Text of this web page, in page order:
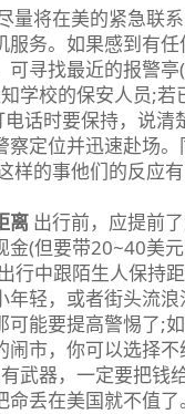
量将在美的紧急联
务。如果感到有任
可寻找最近的报警
学校的保安人员;若
话时要保持，说清
察定位并迅速赴场
样的事他们的反应
离 出行前，应提前
金(但要带20~40美
行中跟陌生人保持距
年轻，或者街头流
可能要提高警惕了;
闹市，你可以选择
武器，一定要把钱
丢在美国就不值了。